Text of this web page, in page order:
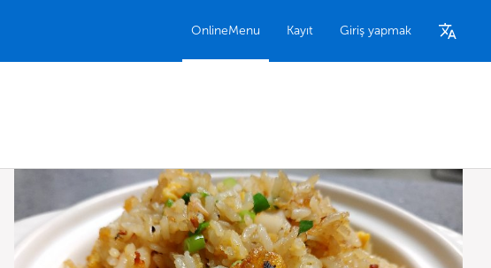
OnlineMenu Kayıt Giriş yapmak